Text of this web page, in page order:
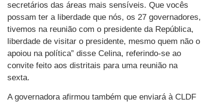
secretários das áreas mais sensíveis. Que vocês
possam ter a liberdade que nós, os 27 governadores,
tivemos na reunião com o presidente da República,
liberdade de visitar o presidente, mesmo quem não o
apoiou na política” disse Celina, referindo-se ao
convite feito aos distritais para uma reunião na
sexta.
A governadora afirmou também que enviará à CLDF